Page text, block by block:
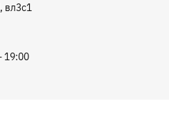
вл3с1